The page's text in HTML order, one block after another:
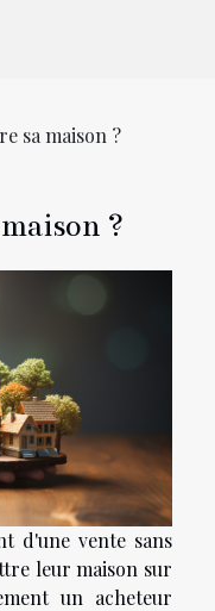
sa maison ?
?
d'une vente sans
leur maison sur
un acheteur